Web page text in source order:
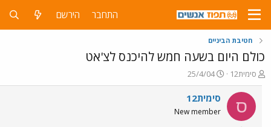
התחבר הירשם
חטיבת הביניים
כולם היום בשעה חמש להיכנס לצ'אט
פ
ו
ת
ח
ה
סימית12
פ
ו
ר
ם
25/4/04
ס סימית12
New member